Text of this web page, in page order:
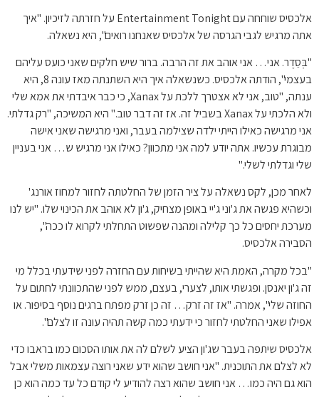
אלכסיס שוחחה עם Entertainment Tonight על חזרתה לזיכיון. "איך
אתה מרגיש לגבי הגרסה של אלכסיס שאנחנו רואים", היא נשאלה.
"בְּסֵדֶר. אני… אני אוהב את זה הרבה. ברור שיש חלקים שאני כועס עליהם
בעצמי", הודתה אלכסיס. כשנשאלה איך היא השתנתה מאז עונה 8, היא
ענתה, "טוב, אני לא אצטרך ללכת על Xanax, כי כבר איבדתי את אמא שלי
ולא הלכתי על Xanax בשביל זה. אז זה דבר טוב." היא המשיכה, "רק גדלתי.
אני מרגישה כאילו הייתי ילדה שצילמה בעבר, ואני מרגישה שאני אישה
מבוגרת עכשיו. אתה יודע למה אני מתכוון? כאילו אני מרגיש ש… אני בעניין
שלי וגדלתי לשלי."
לאחר מכן, לקס נשאלה על ציר הזמן של החלטתה לחזור למחוז אורנג'
וכשהיא פגשה את ג'וני ג'יי באופן מצחיק, ג'ון לא אוהב את הכינוי שלו. "יש לנו
מערכת יחסים כל כך קלילה ומהנה שפשוט התחלתי לקרוא לו ככה",
הסבירה אלכסיס.
"בכל מקרה, האמת היא שהייתי בשיחות עם החזרה לפני שידעתי בכלל מי
זה ג'ון יאנסן. ופגשתי אותו, לצערי, בעצם, ממש לפני שהתכוונתי לחתום על
החוזה שלי", אמרה. "אז זה זרק… זה כן זרק מפתח ברגים נוסף בסיפור. או
אפילו שאני החלטתי לחזור כי ידעתי כמה קשה תהיה עונה זו לצלם".
אלכסיס שיתפה בעבר שג'ון הציע לשלם לה את אותו הסכום כמו בראבו כדי
לא לצלם את התוכנית. "אני חושב שהוא ידע שאני רוצה עצמאות משלי אבל
הוא גם היה כמו… אני חושב שהוא רצה להודיע ​​לי קודם כל עד כמה הוא כן